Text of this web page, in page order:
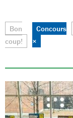
Bon
coup!
Concours
×